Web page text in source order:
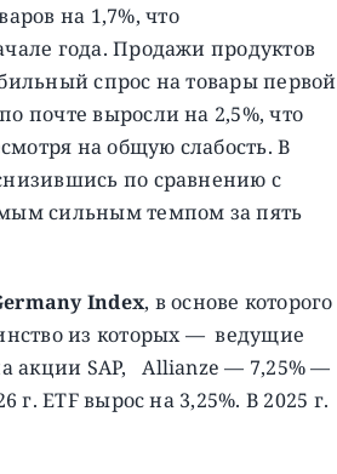
на 1,7%, что
года. Продажи продуктов
спрос на товары первой
почте выросли на 2,5%, что
на общую слабость. В
по сравнению с
сильным темпом за пять
Index, в основе которого
из которых — ведущие
акции SAP, Allianze — 7,25% —
г. ETF вырос на 3,25%. В 2025 г.